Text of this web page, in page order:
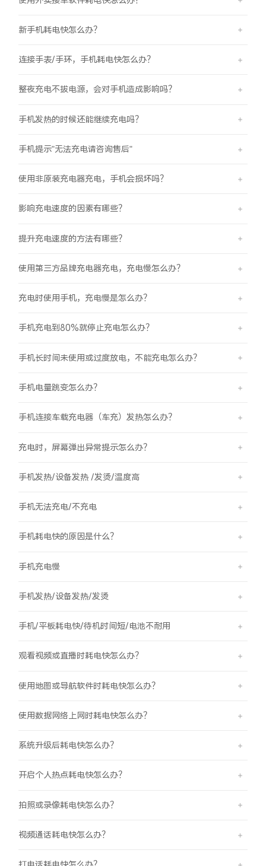
新手机耗电快怎么办？
连接手表/手环，手机耗电快怎么办？
整夜充电不拔电源，会对手机造成影响吗？
手机发热的时候还能继续充电吗？
手机提示"无法充电请咨询售后"
使用非原装充电器充电，手机会损坏吗？
影响充电速度的因素有哪些？
提升充电速度的方法有哪些？
使用第三方品牌充电器充电，充电慢怎么办？
充电时使用手机，充电慢是怎么办？
手机充电到80%就停止充电怎么办？
手机长时间未使用或过度放电，不能充电怎么办？
手机电量跳变怎么办？
手机连接车载充电器（车充）发热怎么办？
充电时，屏幕弹出异常提示怎么办？
手机发热/设备发热 /发烫/温度高
手机无法充电/不充电
手机耗电快的原因是什么？
手机充电慢
手机发热/设备发热/发烫
手机/平板耗电快/待机时间短/电池不耐用
观看视频或直播时耗电快怎么办？
使用地图或导航软件时耗电快怎么办？
使用数据网络上网时耗电快怎么办？
系统升级后耗电快怎么办？
开启个人热点耗电快怎么办？
拍照或录像耗电快怎么办？
视频通话耗电快怎么办？